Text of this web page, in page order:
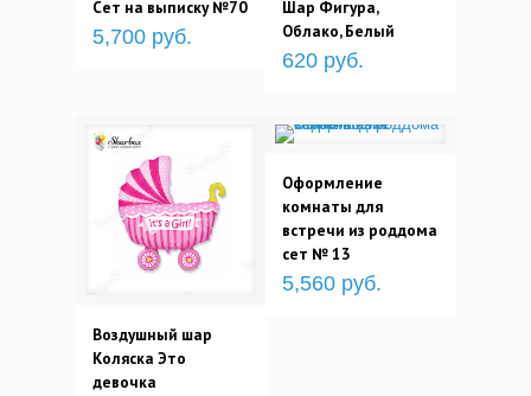
Сет на выписку №70
5,700 руб.
Шар Фигура,
Облако, Белый
620 руб.
Воздушный шар
Коляска Это
девочка
Оформление
комнаты для
встречи из роддома
сет № 13
5,560 руб.